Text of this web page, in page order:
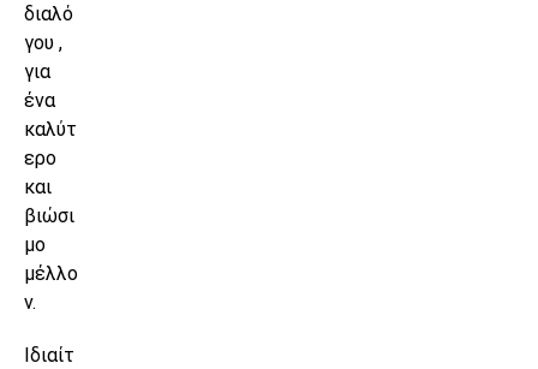
διαλό
γου ,
για
ένα
καλύτ
ερο
και
βιώσι
μο
μέλλο
ν.
Ιδιαίτ